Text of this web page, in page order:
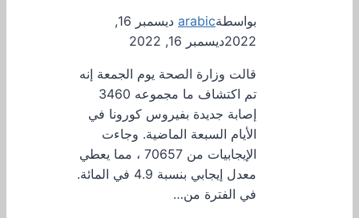
بواسطةarabic
ديسمبر 16,
2022ديسمبر 16, 2022
قالت وزارة الصحة يوم الجمعة إنه
تم اكتشاف ما مجموعه 3460
إصابة جديدة بفيروس كورونا في
الأيام السبعة الماضية. وجاءت
الإيجابيات من 70657 ، مما يعطي
معدل إيجابي بنسبة 4.9 في المائة.
في الفترة من…